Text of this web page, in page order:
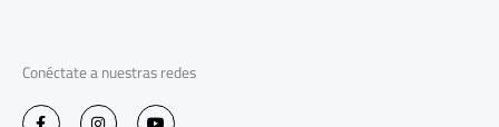
Conéctate a nuestras redes
F
I Y